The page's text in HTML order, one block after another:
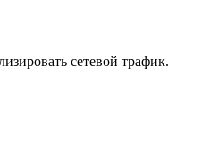
сетевой трафик.